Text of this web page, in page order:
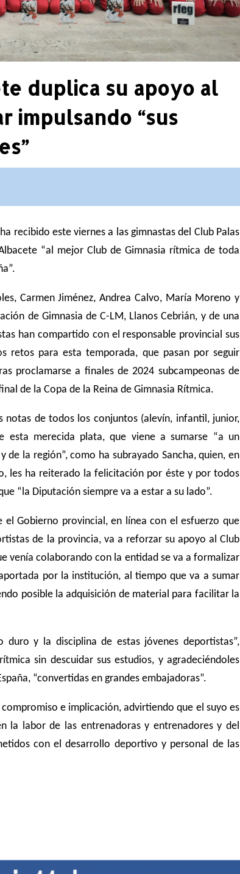
duplica su apoyo al
impulsando “sus
recibido este viernes a las gimnastas del Club Palas
“al mejor Club de Gimnasia rítmica de toda
Carmen Jiménez, Andrea Calvo, María Moreno y
de Gimnasia de C-LM, Llanos Cebrián, y de una
han compartido con el responsable provincial sus
retos para esta temporada, que pasan por seguir
proclamarse a finales de 2024 subcampeonas de
de la Copa de la Reina de Gimnasia Rítmica.
de todos los conjuntos (alevín, infantil, junior,
esta merecida plata, que viene a sumarse “a un
la región”, como ha subrayado Sancha, quien, en
les ha reiterado la felicitación por éste y por todos
“la Diputación siempre va a estar a su lado”.
Gobierno provincial, en línea con el esfuerzo que
de la provincia, va a reforzar su apoyo al Club
venía colaborando con la entidad se va a formalizar
por la institución, al tiempo que va a sumar
posible la adquisición de material para facilitar la
duro y la disciplina de estas jóvenes deportistas”,
sin descuidar sus estudios, y agradeciéndoles
“convertidas en grandes embajadoras”.
e implicación, advirtiendo que el suyo es
la labor de las entrenadoras y entrenadores y del
con el desarrollo deportivo y personal de las